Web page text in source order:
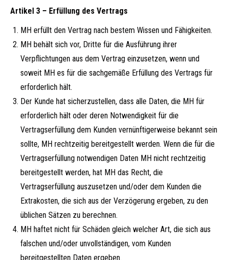
Artikel 3 – Erfüllung des Vertrags
MH erfüllt den Vertrag nach bestem Wissen und Fähigkeiten.
MH behält sich vor, Dritte für die Ausführung ihrer
Verpflichtungen aus dem Vertrag einzusetzen, wenn und
soweit MH es für die sachgemäße Erfüllung des Vertrags für
erforderlich hält.
Der Kunde hat sicherzustellen, dass alle Daten, die MH für
erforderlich hält oder deren Notwendigkeit für die
Vertragserfüllung dem Kunden vernünftigerweise bekannt sein
sollte, MH rechtzeitig bereitgestellt werden. Wenn die für die
Vertragserfüllung notwendigen Daten MH nicht rechtzeitig
bereitgestellt werden, hat MH das Recht, die
Vertragserfüllung auszusetzen und/oder dem Kunden die
Extrakosten, die sich aus der Verzögerung ergeben, zu den
üblichen Sätzen zu berechnen.
MH haftet nicht für Schäden gleich welcher Art, die sich aus
falschen und/oder unvollständigen, vom Kunden
bereitgestellten Daten ergeben.